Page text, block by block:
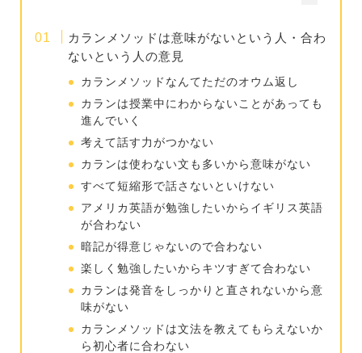
カランメソッドは意味がないという人・合わ
ないという人の意見
カランメソッドなんてただのオウム返し
カランは授業中にわからないことがあっても
進んでいく
考えて話す力がつかない
カランは使わない文も多いから意味がない
すべて短縮形で話さないといけない
アメリカ英語が勉強したいからイギリス英語
が合わない
暗記が得意じゃないので合わない
楽しく勉強したいからキツすぎて合わない
カランは発音をしっかりと直されないから意
味がない
カランメソッドは文法を教えてもらえないか
ら初心者に合わない